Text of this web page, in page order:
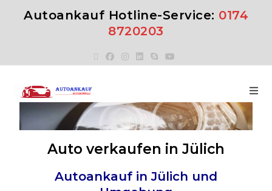
Autoankauf Hotline-Service: 0174
8720203
Auto verkaufen in Jülich
Autoankauf in Jülich und